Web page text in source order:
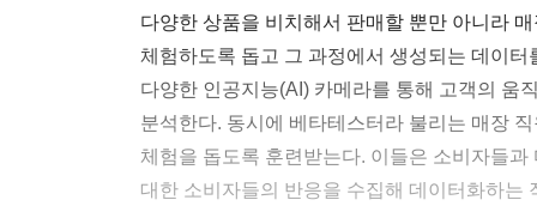
다양한 상품을 비치해서 판매할 뿐만 아니라
체험하도록 돕고 그 과정에서 생성되는 데이
다양한 인공지능(AI) 카메라를 통해 고객의 움
분석한다. 동시에 베타테스터라 불리는 매장
체험을 돕도록 훈련받는다. 이들은 소비자들
대한 소비자들의 반응을 수집해 데이터화하는